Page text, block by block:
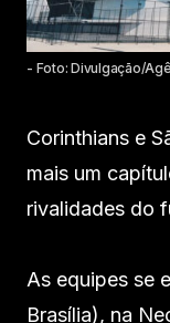
- Foto: Divulgação/
Corinthians e
mais um
rivalidades do
As equipes se
Brasília), na